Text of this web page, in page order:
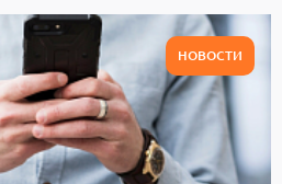
НОВОСТИ